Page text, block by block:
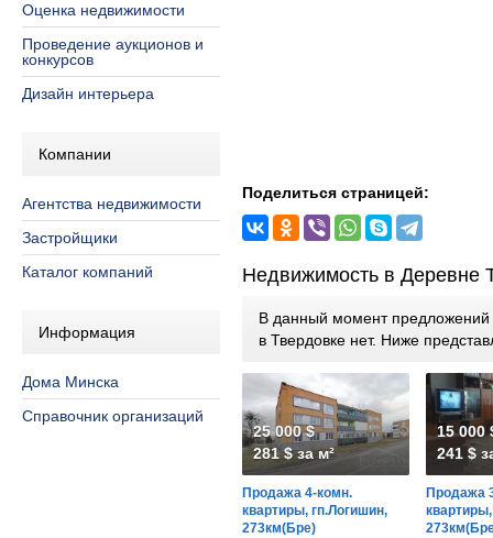
Оценка недвижимости
Проведение аукционов и
конкурсов
Дизайн интерьера
Компании
Агентства недвижимости
Застройщики
Каталог компаний
Информация
Дома Минска
Справочник организаций
Поделиться страницей:
Недвижимость в Деревне
В данный момент предложений
в Твердовке нет. Ниже
25 000 $
281 $ за м²
Продажа 4-комн.
квартиры, гп.Логишин,
273км(Бре)
15 000
241 $
Продажа